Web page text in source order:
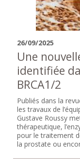
26/09/2025
Une
identifiée
BRCA1/2
Publiés dans la
les travaux de
Gustave Roussy
thérapeutique,
pour le traitement
la prostate ou